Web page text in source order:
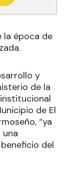
la época de
y
de la
de El
“ya
del